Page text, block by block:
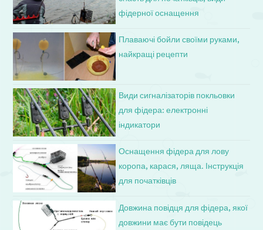
фідерної оснащення
Плаваючі бойли своїми руками,
найкращі рецепти
Види сигналізаторів покльовки
для фідера: електронні
індикатори
Оснащення фідера для лову
коропа, карася, ляща. Інструкція
для початківців
Довжина повідця для фідера, якої
довжини має бути повідець